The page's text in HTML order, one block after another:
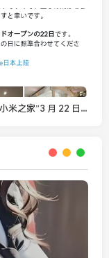
日本首家“小米之家”3 月 22 日开业，今年开出 5～10 家